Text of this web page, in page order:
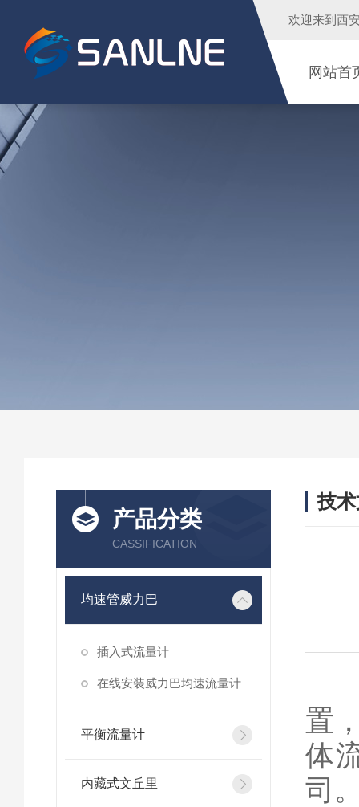
欢迎来到 西
网站首
产品分类
CASSIFICATION
均速管威力巴
插入式流量计
在线安装威力巴均速流量计
平衡流量计
内藏式文丘里
技
置
体
司